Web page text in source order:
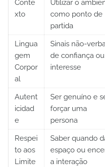
Conte
xto
Utilizar o
como ponto de
partida
Lingua
gem
Corpor
al
Sinais não-
de confiança ou
interesse
Autent
icidad
e
Ser genuíno e
forçar uma
persona
Respei
to aos
Limite
Saber quando
espaço ou
a interação